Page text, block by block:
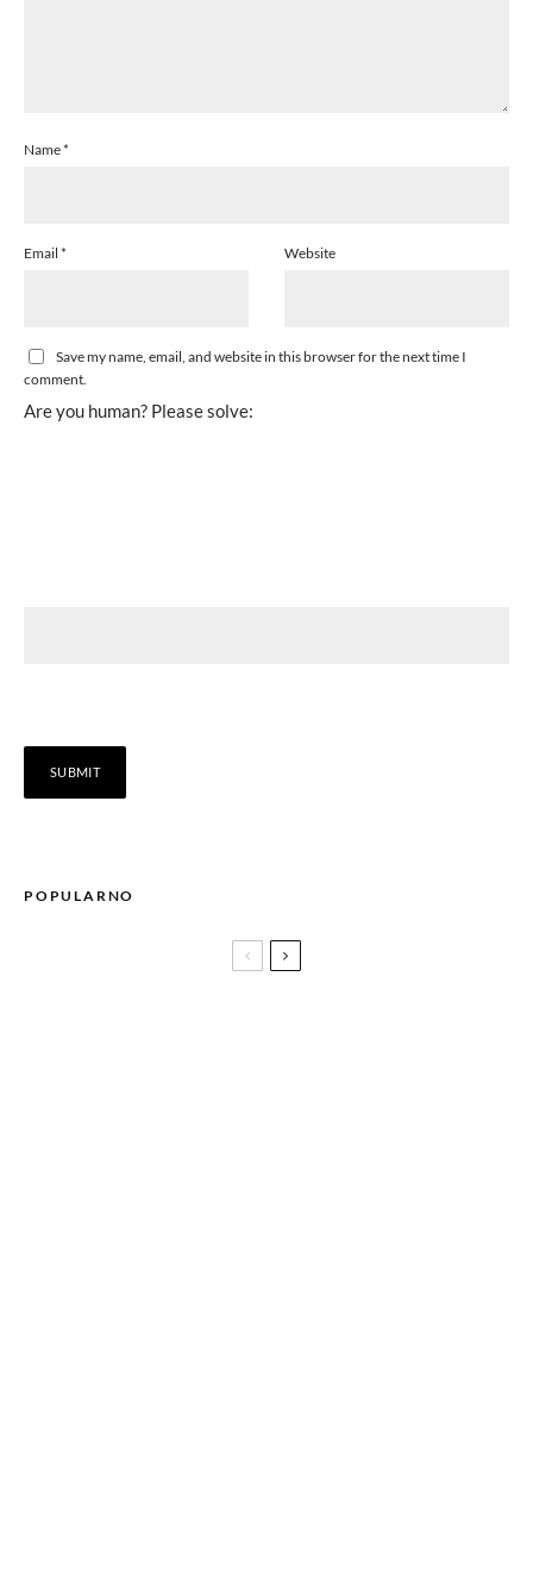
Name*
Email * Website
Save my name, email, and website in this browser for the next time I
comment.
Are you human? Please solve:
POPULARNO